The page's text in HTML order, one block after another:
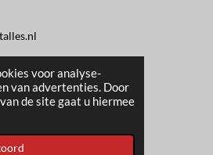
voor analyse-
van advertenties. Door
de site gaat u hiermee